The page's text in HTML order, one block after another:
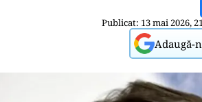
Publicat: 13 mai 2026,
Adaugă-